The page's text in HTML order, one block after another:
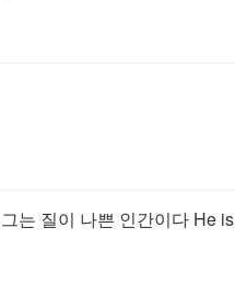
는 질이 나쁜 인간이다 He is